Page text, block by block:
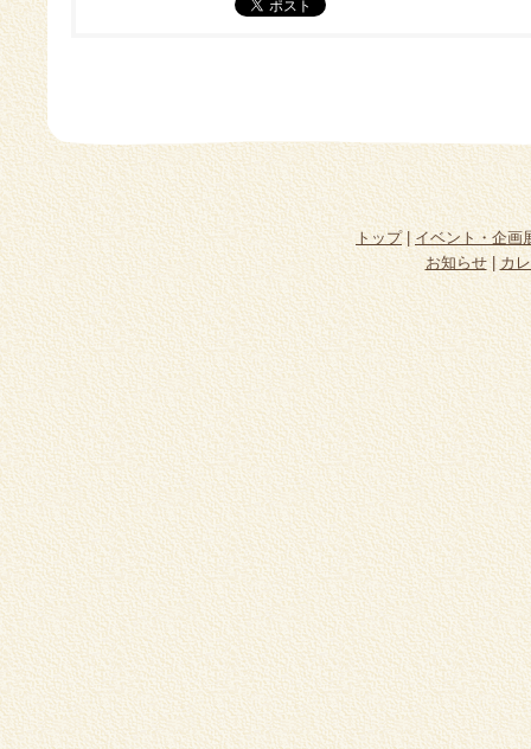
トップ|イベント・企画
お知らせ|カ